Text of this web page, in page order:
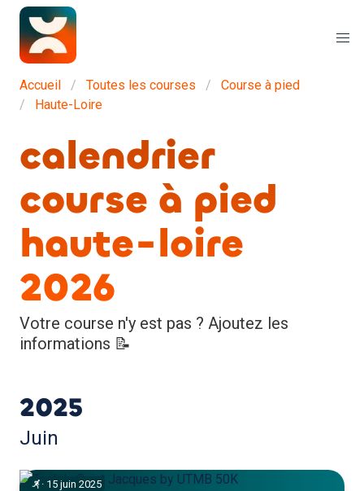
Accueil Toutes les courses
Course à pied
Haute-Loire
calendrier
course à pied
haute-loire
2026
Votre course n'y est pas ? Ajoutez les
informations 📝
2025
Juin
· 15 juin 2025